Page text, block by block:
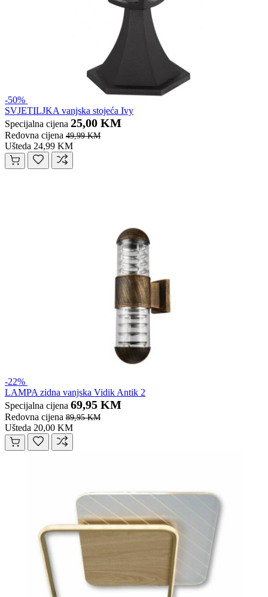
-50%
SVJETILJKA vanjska stojeća Ivy
Specijalna cijena 25,00 KM
Redovna cijena 49,99 KM
Ušteda 24,99 KM
-22%
LAMPA zidna vanjska Vidik Antik 2
Specijalna cijena 69,95 KM
Redovna cijena 89,95 KM
Ušteda 20,00 KM